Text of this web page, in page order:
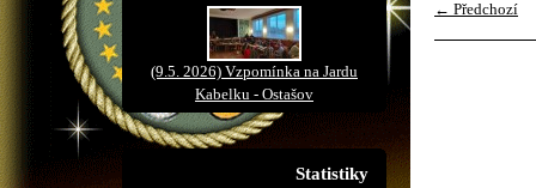
(9.5. 2026) Vzpomínka na Jardu
Kabelku - Ostašov
Statistiky
← Předchozí